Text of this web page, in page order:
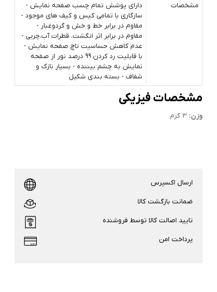
مشخصات
دارای پوشش تمام چسب صفحه نمایش -
سازگاری با تمامی کیس و کیف های موجود -
مقاوم در برابر خط و خش و گردوغبار -
مقاوم در برابر اثر انگشت، قطرات آب،چربی -
عدم کاهش حساسیت تاچ صفحه نمایش -
با قابلیت رد کردن 99 درصد نور از صفحه
نمایش به چشم بیننده - بسیار نازک و
شفاف - بسته بندی شکیل
مشخصات فیزیکی
وزن:
ارسال اکسپرس
ضمانت بازگشت کالا
تایید اصالت کالا توسط فروشنده
پرداخت امن